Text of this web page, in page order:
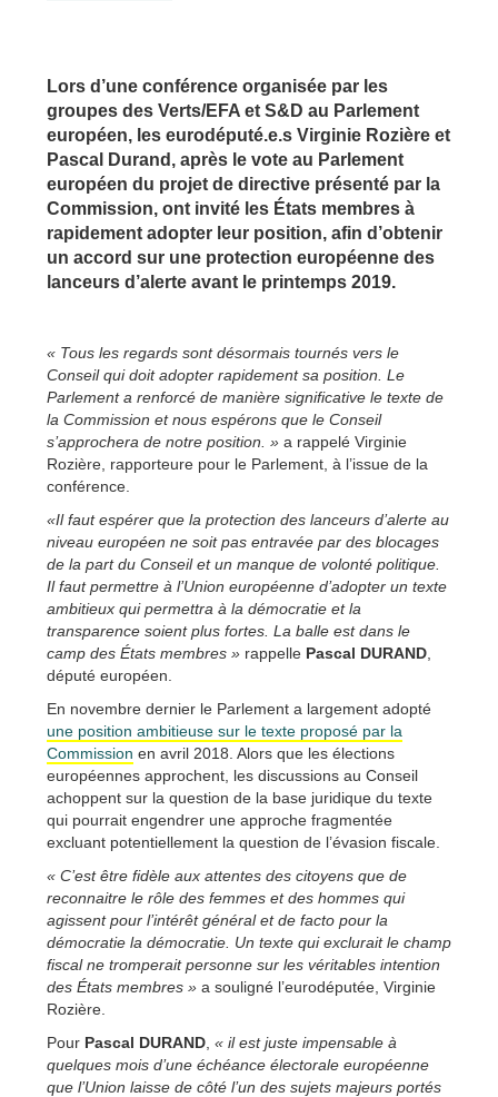
Lors d’une conférence organisée par les
groupes des Verts/EFA et S&D au Parlement
européen, les eurodéputé.e.s Virginie Rozière et
Pascal Durand, après le vote au Parlement
européen du projet de directive présenté par la
Commission, ont invité les États membres à
rapidement adopter leur position, afin d’obtenir
un accord sur une protection européenne des
lanceurs d’alerte avant le printemps 2019.
« Tous les regards sont désormais tournés vers le
Conseil qui doit adopter rapidement sa position. Le
Parlement a renforcé de manière significative le texte de
la Commission et nous espérons que le Conseil
s’approchera de notre position. » a rappelé Virginie
Rozière, rapporteure pour le Parlement, à l’issue de la
conférence.
«Il faut espérer que la protection des lanceurs d’alerte au
niveau européen ne soit pas entravée par des blocages
de la part du Conseil et un manque de volonté politique.
Il faut permettre à l’Union européenne d’adopter un texte
ambitieux qui permettra à la démocratie et la
transparence soient plus fortes. La balle est dans le
camp des États membres » rappelle Pascal DURAND
député européen.
En novembre dernier le Parlement a largement adopté
une position ambitieuse sur le texte proposé par la
Commission en avril 2018. Alors que les élections
européennes approchent, les discussions au Conseil
achoppent sur la question de la base juridique du texte
qui pourrait engendrer une approche fragmentée
excluant potentiellement la question de l’évasion fiscale.
« C’est être fidèle aux attentes des citoyens que de
reconnaitre le rôle des femmes et des hommes qui
agissent pour l’intérêt général et de facto pour la
démocratie la démocratie. Un texte qui exclurait le champ
fiscal ne tromperait personne sur les véritables intention
des États membres » a souligné l’eurodéputée, Virginie
Rozière.
Pour Pascal DURAND « il est juste impensable à
quelques mois d’une échéance électorale européenne
que l’Union laisse de côté l’un des sujets majeurs portés